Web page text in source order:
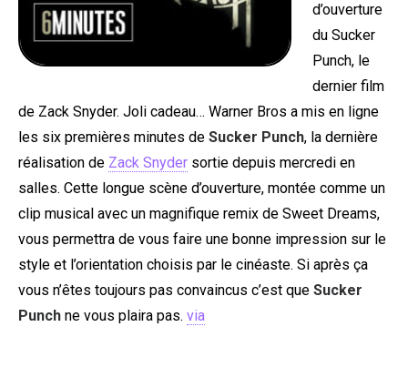
d’ouverture
du Sucker
Punch, le
dernier film
de Zack Snyder. Joli cadeau… Warner Bros a mis en ligne
les six premières minutes de Sucker Punch, la dernière
réalisation de Zack Snyder sortie depuis mercredi en
salles. Cette longue scène d’ouverture, montée comme un
clip musical avec un magnifique remix de Sweet Dreams,
vous permettra de vous faire une bonne impression sur le
style et l’orientation choisis par le cinéaste. Si après ça
vous n’êtes toujours pas convaincus c’est que Sucker
Punch ne vous plaira pas. via